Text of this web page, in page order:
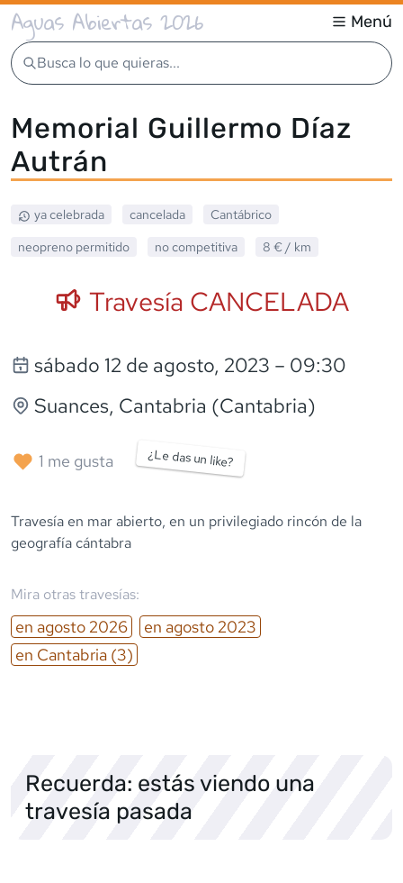
Aguas Abiertas 2026 Menú
Busca lo que quieras...
Memorial Guillermo Díaz
Autrán
ya celebrada cancelada
Cantábrico
neopreno permitido no competitiva 8 € / km
Travesía CANCELADA
sábado 12 de agosto, 2023 – 09:30
Suances, Cantabria (Cantabria)
1 me gusta ¿Le das un like?
Travesía en mar abierto, en un privilegiado rincón de la
geografía cántabra
Mira otras travesías:
en agosto 2026 en agosto 2023
en Cantabria (3)
Recuerda: estás viendo una
travesía pasada